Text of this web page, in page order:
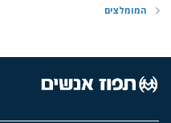
המומלצים